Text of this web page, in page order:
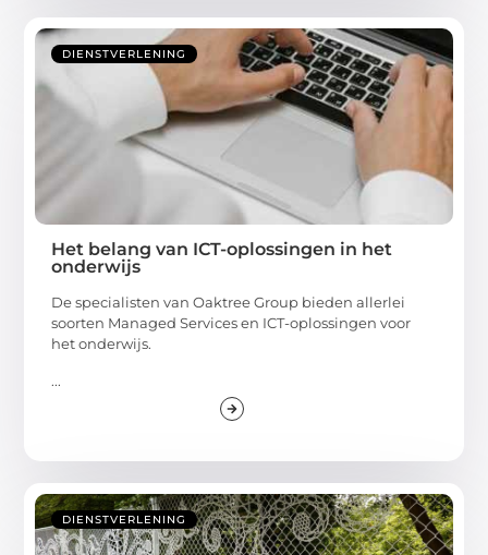
DIENSTVERLENING
Het belang van ICT-oplossingen in het
onderwijs
De specialisten van Oaktree Group bieden allerlei
soorten Managed Services en ICT-oplossingen voor
het onderwijs.
...
DIENSTVERLENING